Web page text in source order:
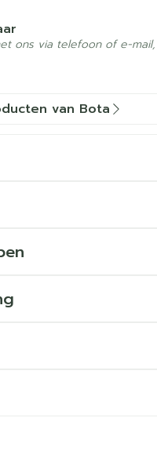
ons via telefoon of e-
van Bota